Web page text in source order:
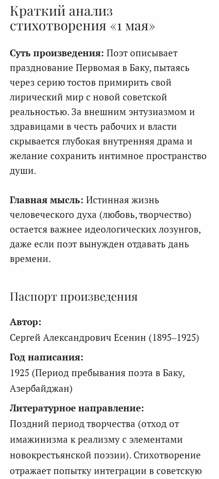
Краткий анализ
стихотворения «1 мая»
Суть произведения: Поэт описывает
празднование Первомая в Баку, пытаясь
через серию тостов примирить свой
лирический мир с новой советской
реальностью. За внешним энтузиазмом и
здравицами в честь рабочих и власти
скрывается глубокая внутренняя драма и
желание сохранить интимное пространство
души.
Главная мысль: Истинная жизнь
человеческого духа (любовь, творчество)
остается важнее идеологических лозунгов,
даже если поэт вынужден отдавать дань
времени.
Паспорт произведения
Автор:
Сергей Александрович Есенин (1895–1925)
Год написания:
1925 (Период пребывания поэта в Баку,
Азербайджан)
Литературное направление:
Поздний период творчества (отход от
имажинизма к реализму с элементами
новокрестьянской поэзии). Стихотворение
отражает попытку интеграции в советскую